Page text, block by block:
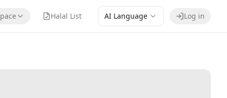
Halal List AI Language Log in